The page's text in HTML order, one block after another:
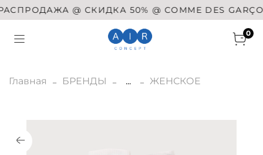
@ СКИДКА 50% @ COMME DES GARÇONS @
0
Главная БРЕНДЫ ... ЖЕНСКОЕ